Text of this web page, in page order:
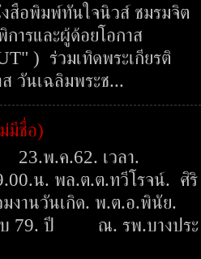
สือพิมพ์ทันใจนิวส์ ชมรมจิต
การและผู้ด้อยโอกาส
) ร่วมเทิดพระเกียรติ
ส วันเฉลิมพระช...
มีชื่อ)
พ.ค.62. เวลา.
น. พล.ต.ต.ทวีโรจน์. ศิริ
งานวันเกิด. พ.ต.อ.พินัย.
บ 79. ปี ณ. รพ.บางประ